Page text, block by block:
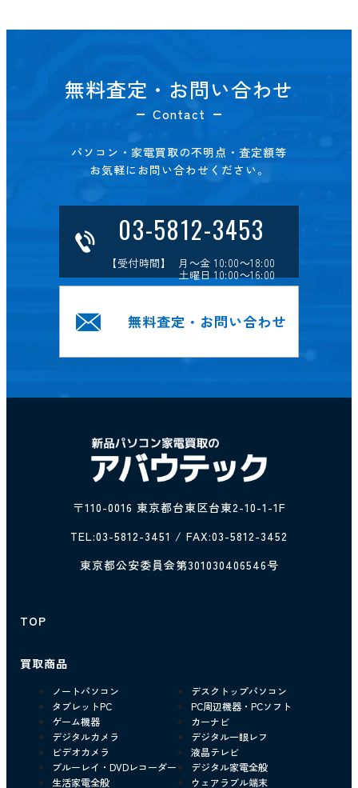
無料査定・お問い合わせ
Contact
パソコン・家電買取の不明点・査定額等
お気軽にお問い合わせください。
03-5812-3453
【受付時間】 月～金 10:00～18:00
土曜日 10:00～16:00
無料査定・お問い合わせ
〒110-0016 東京都台東区台東2-10-1-1F
TEL:03-5812-3451 / FAX:03-5812-3452
東京都公安委員会第301030406546号
TOP
買取商品
ノートパソコン
デスクトップパソコン
タブレットPC
PC周辺機器・PCソフト
ゲーム機器
カーナビ
デジタルカメラ
デジタル一眼レフ
ビデオカメラ
液晶テレビ
ブルーレイ・DVDレコーダー
デジタル家電全般
生活家電全般
ウェアラブル端末